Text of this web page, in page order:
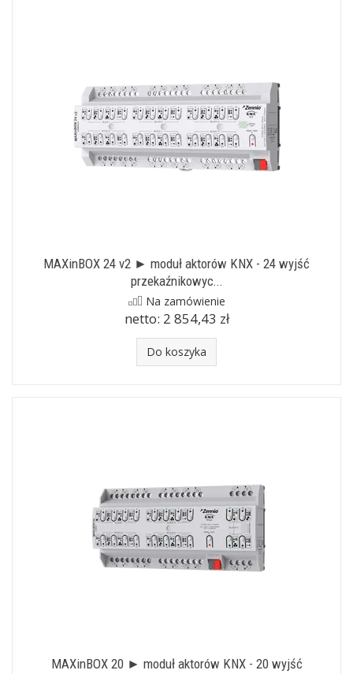
MAXinBOX 24 v2 ► moduł aktorów KNX - 24 wyjść
przekaźnikowyc...
Na zamówienie
netto: 2 854,43 zł
Do koszyka
MAXinBOX 20 ► moduł aktorów KNX - 20 wyjść